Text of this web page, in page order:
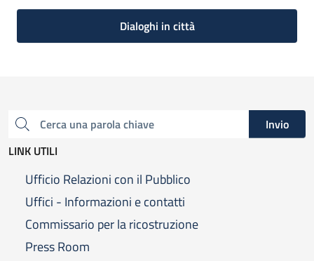
Dialoghi in città
Cerca una parola chiave
Invio
LINK UTILI
Ufficio Relazioni con il Pubblico
Uffici - Informazioni e contatti
Commissario per la ricostruzione
Press Room